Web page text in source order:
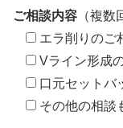
ご相談内容 （複数
エラ削りのご
Vライン形成
口元セットバ
その他の相談